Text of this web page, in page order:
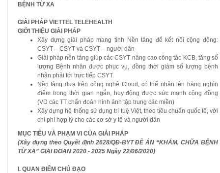
BỆNH TỪ XA
GIẢI PHÁP VIETTEL TELEHEALTH
GIỚI THIỆU GIẢI PHÁP
Xây dựng giải pháp mang tính Nền tảng để kết nối cộng động:
CSYT – CSYT và CSYT – người dân
Giải pháp nền tảng giúp các CSYT nâng cao công tác KCB, tăng số
lượng Bệnh nhân được phục vụ, đồng thời giảm số lượng bệnh
nhân phải tới trực tiếp CSYT.
Nền tảng dựa trên công nghệ Cloud, có thể nhân lên hàng nghìn
điểm trong thời gian ngắn, huy động được sức mạnh cộng đồng
(VD các TT chẩn đoán hình ảnh tập trung các miền)
Xây dựng hệ thống sử dụng trí tuệ Việt, theo tiêu chuẩn quốc tế, với
chi phí hợp lý cho các cơ sở y tế và người dân
MỤC TIÊU VÀ PHẠM VI CỦA GIẢI PHÁP
(Xây dựng theo Quyết định 2628/QĐ-BYT ĐỀ ÁN “KHÁM, CHỮA BỆNH
TỪ XA” GIAI ĐOẠN 2020 - 2025 Ngày 22/06/2020)
I. QUAN ĐIỂM CHỦ ĐẠO